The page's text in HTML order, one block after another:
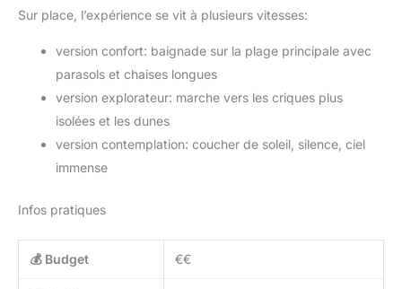
Sur place, l’expérience se vit à plusieurs vitesses:
version confort: baignade sur la plage principale avec
parasols et chaises longues
version explorateur: marche vers les criques plus
isolées et les dunes
version contemplation: coucher de soleil, silence, ciel
immense
Infos pratiques
💰 Budget €€